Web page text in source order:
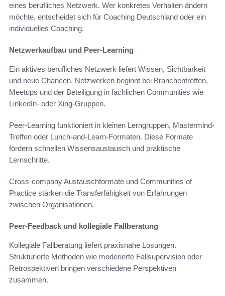
eines berufliches Netzwerk. Wer konkretes Verhalten ändern
möchte, entscheidet sich für Coaching Deutschland oder ein
individuelles Coaching.
Netzwerkaufbau und Peer-Learning
Ein aktives berufliches Netzwerk liefert Wissen, Sichtbarkeit
und neue Chancen. Netzwerken beginnt bei Branchentreffen,
Meetups und der Beteiligung in fachlichen Communities wie
LinkedIn- oder Xing-Gruppen.
Peer-Learning funktioniert in kleinen Lerngruppen, Mastermind-
Treffen oder Lunch-and-Learn-Formaten. Diese Formate
fördern schnellen Wissensaustausch und praktische
Lernschritte.
Cross-company Austauschformate und Communities of
Practice stärken die Transferfähigkeit von Erfahrungen
zwischen Organisationen.
Peer-Feedback und kollegiale Fallberatung
Kollegiale Fallberatung liefert praxisnahe Lösungen.
Strukturierte Methoden wie moderierte Fallsupervision oder
Retrospektiven bringen verschiedene Perspektiven
zusammen.